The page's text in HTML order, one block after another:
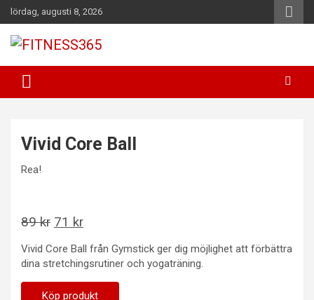
Hoppa
till
innehåll
lördag, augusti 8, 2026
FITNESS365
Vivid Core Ball
Rea!
89kr Det
priset
89 kr.
71 krDet
priset
71 kr.
Vivid Core Ball från Gymstick ger dig möjlighet att förbättra
dina stretchingsrutiner och yogaträning.
Köp produkt